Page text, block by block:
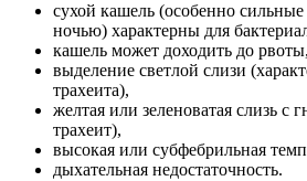
сухой кашель (особенно
ночью) характерны для
кашель может доходить до рвоты,
выделение светлой слизи
трахеита),
желтая или зеленоватая слизь с
трахеит),
высокая или субфебрильная
дыхательная недостаточность.